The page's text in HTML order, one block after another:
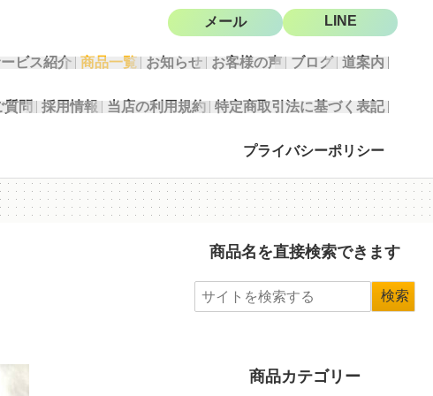
ビス紹介 商品一覧 お知らせ お客様の声 ブログ 道案内
質問 採用情報 当店の利用規約 特定商取引法に基づく表記
プライバシーポリシー
メール LINE
商品名を直接検索できます
商品カテゴリー